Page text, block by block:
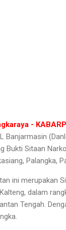
-
Banjarmasin
Bukti Sitaan
Palangka,
ini merupakan
dalam
Tengah.